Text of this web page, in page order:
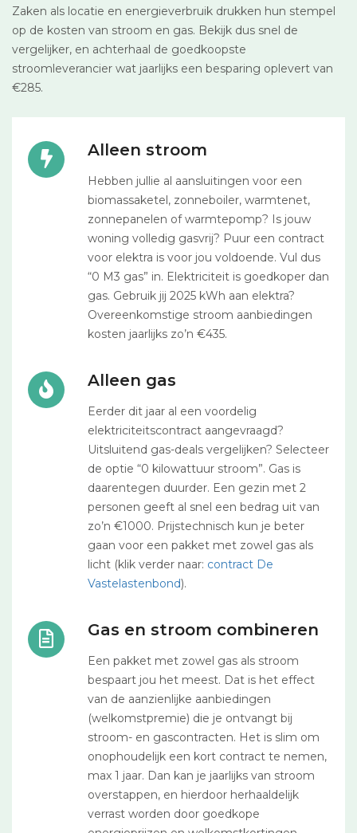
Zaken als locatie en energieverbruik drukken hun stempel
op de kosten van stroom en gas. Bekijk dus snel de
vergelijker, en achterhaal de goedkoopste
stroomleverancier wat jaarlijks een besparing oplevert van
€285.
Alleen stroom
Hebben jullie al aansluitingen voor een
biomassaketel, zonneboiler, warmtenet,
zonnepanelen of warmtepomp? Is jouw
woning volledig gasvrij? Puur een contract
voor elektra is voor jou voldoende. Vul dus
“0 M3 gas” in. Elektriciteit is goedkoper dan
gas. Gebruik jij 2025 kWh aan elektra?
Overeenkomstige stroom aanbiedingen
kosten jaarlijks zo’n €435.
Alleen gas
Eerder dit jaar al een voordelig
elektriciteitscontract aangevraagd?
Uitsluitend gas-deals vergelijken? Selecteer
de optie “0 kilowattuur stroom”. Gas is
daarentegen duurder. Een gezin met 2
personen geeft al snel een bedrag uit van
zo’n €1000. Prijstechnisch kun je beter
gaan voor een pakket met zowel gas als
licht (klik verder naar: contract De
Vastelastenbond).
Gas en stroom combineren
Een pakket met zowel gas als stroom
bespaart jou het meest. Dat is het effect
van de aanzienlijke aanbiedingen
(welkomstpremie) die je ontvangt bij
stroom- en gascontracten. Het is slim om
onophoudelijk een kort contract te nemen,
max 1 jaar. Dan kan je jaarlijks van stroom
overstappen, en hierdoor herhaaldelijk
verrast worden door goedkope